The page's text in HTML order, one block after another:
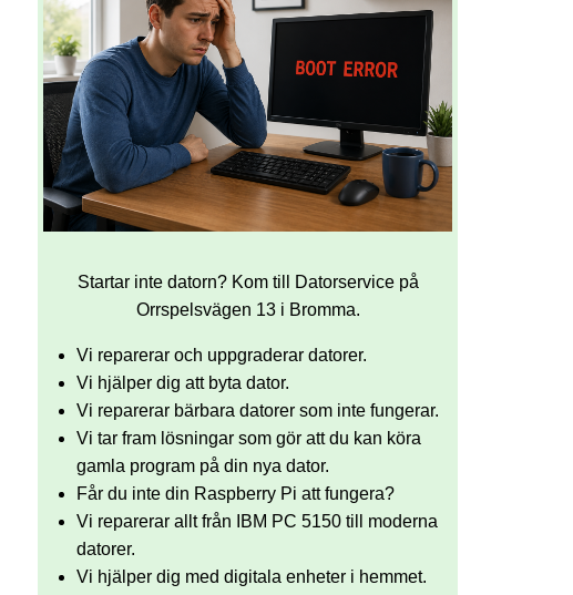
Startar inte datorn? Kom till Datorservice på
Orrspelsvägen 13 i Bromma.
Vi reparerar och uppgraderar datorer.
Vi hjälper dig att byta dator.
Vi reparerar bärbara datorer som inte fungerar.
Vi tar fram lösningar som gör att du kan köra
gamla program på din nya dator.
Får du inte din Raspberry Pi att fungera?
Vi reparerar allt från IBM PC 5150 till moderna
datorer.
Vi hjälper dig med digitala enheter i hemmet.